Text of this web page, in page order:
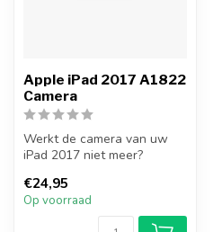
Apple iPad 2017 A1822
Camera
Werkt de camera van uw
iPad 2017 niet meer?
camera nu zelf....
€24,95
Op voorraad